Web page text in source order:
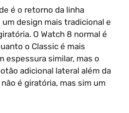
é o retorno da linha
um design mais tradicional e
O Watch 8 normal é
o Classic é mais
espessura similar, mas o
adicional lateral além da
é giratória, mas sim um